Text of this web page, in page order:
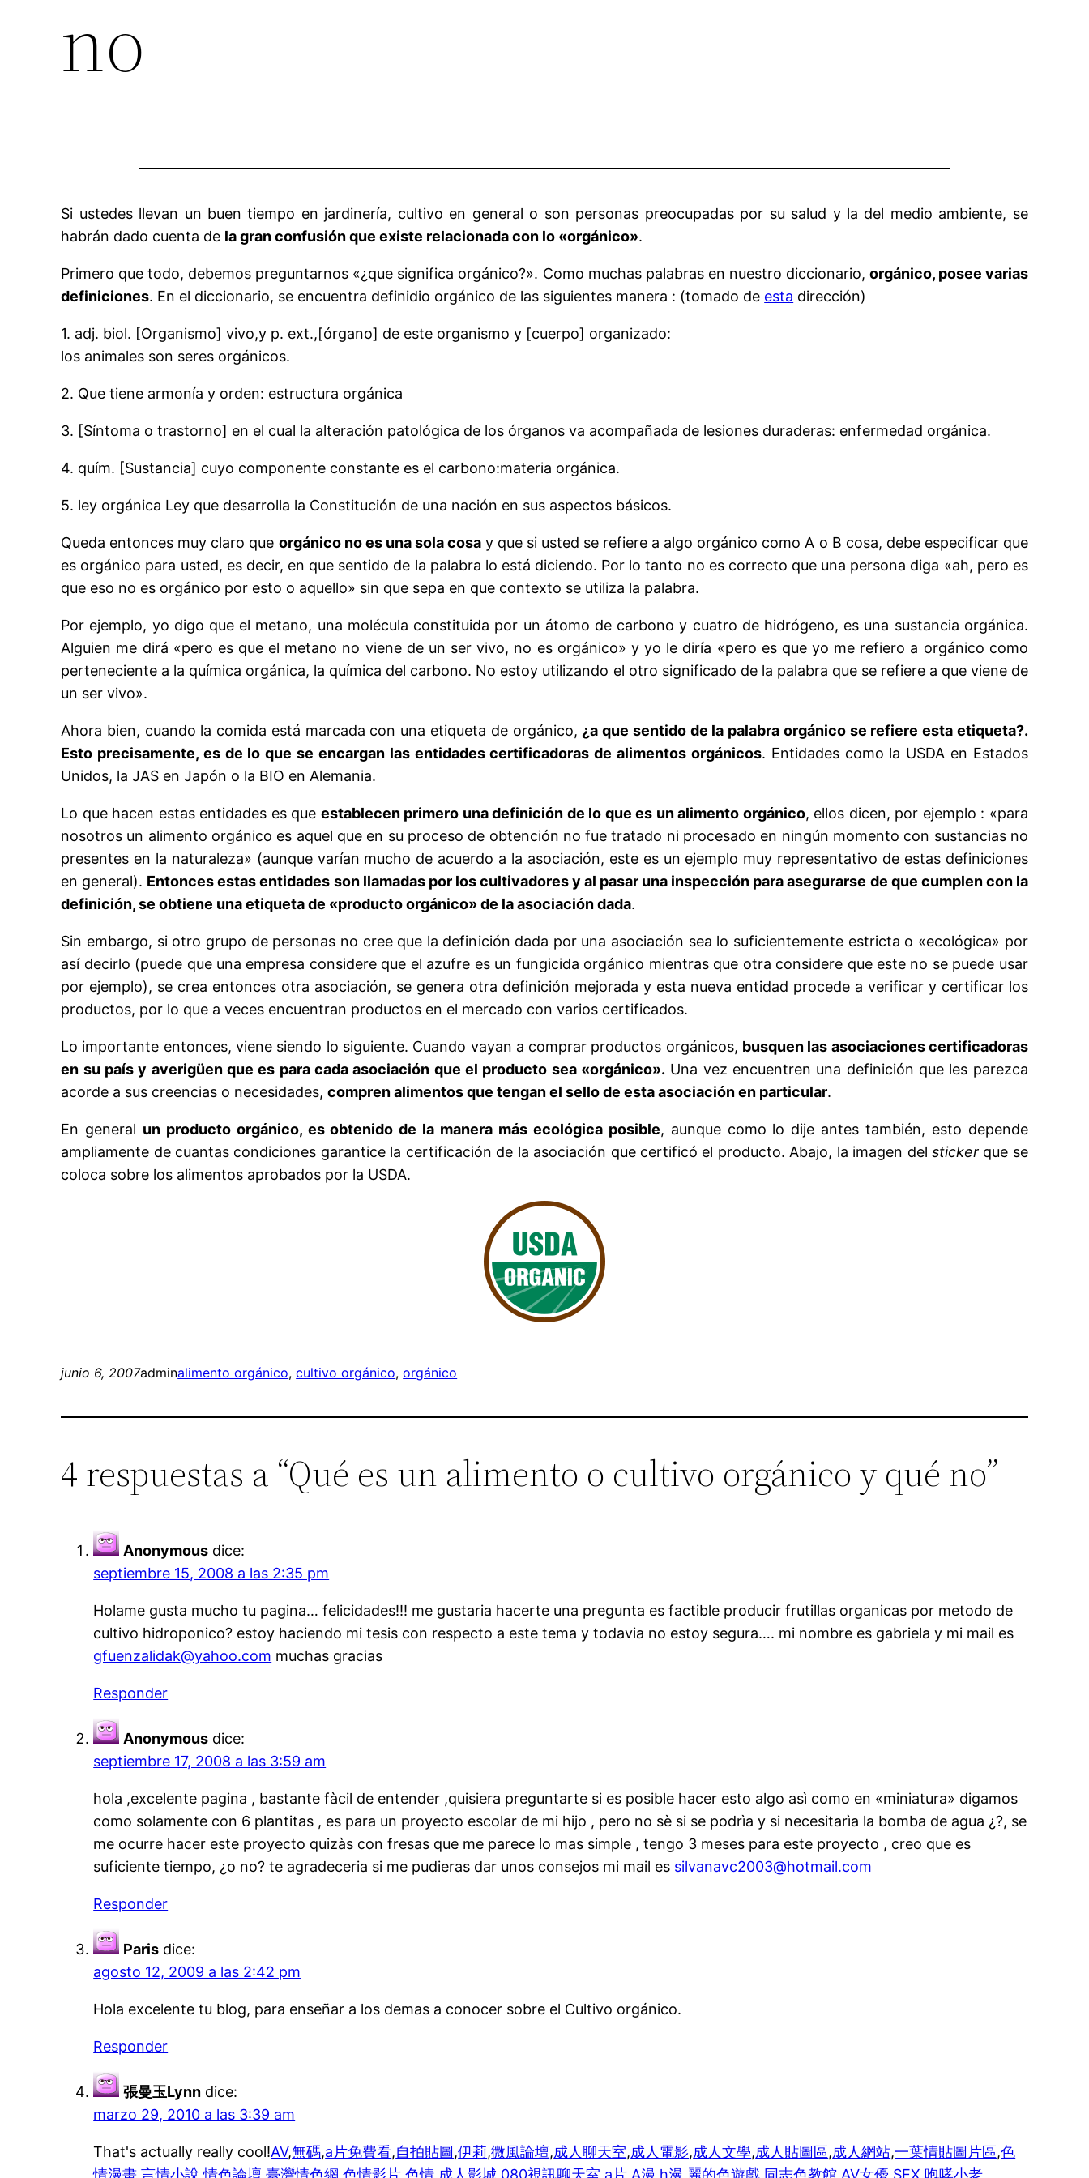
no
Si ustedes llevan un buen tiempo en jardinería, cultivo en general o son personas preocupadas por su salud y la del medio ambiente, se
habrán dado cuenta de la gran confusión que existe relacionada con lo «orgánico».
Primero que todo, debemos preguntarnos «¿que significa orgánico?». Como muchas palabras en nuestro diccionario, orgánico, posee varias
definiciones. En el diccionario, se encuentra definidio orgánico de las siguientes manera : (tomado de esta dirección)
1. adj. biol. [Organismo] vivo,y p. ext.,[órgano] de este organismo y [cuerpo] organizado:
los animales son seres orgánicos.
2. Que tiene armonía y orden: estructura orgánica
3. [Síntoma o trastorno] en el cual la alteración patológica de los órganos va acompañada de lesiones duraderas: enfermedad orgánica.
4. quím. [Sustancia] cuyo componente constante es el carbono:materia orgánica.
5. ley orgánica Ley que desarrolla la Constitución de una nación en sus aspectos básicos.
Queda entonces muy claro que orgánico no es una sola cosay que si usted se refiere a algo orgánico como A o B cosa, debe especificar que
es orgánico para usted, es decir, en que sentido de la palabra lo está diciendo. Por lo tanto no es correcto que una persona diga «ah, pero es
que eso no es orgánico por esto o aquello» sin que sepa en que contexto se utiliza la palabra.
Por ejemplo, yo digo que el metano, una molécula constituida por un átomo de carbono y cuatro de hidrógeno, es una sustancia orgánica.
Alguien me dirá «pero es que el metano no viene de un ser vivo, no es orgánico» y yo le diría «pero es que yo me refiero a orgánico como
perteneciente a la química orgánica, la química del carbono. No estoy utilizando el otro significado de la palabra que se refiere a que viene de
un ser vivo».
Ahora bien, cuando la comida está marcada con una etiqueta de orgánico, ¿a que sentido de la palabra orgánico se refiere esta etiqueta?.
Esto precisamente, es de lo que se encargan las entidades certificadoras de alimentos orgánicos. Entidades como la USDA en Estados
Unidos, la JAS en Japón o la BIO en Alemania.
Lo que hacen estas entidades es que establecen primero una definición de lo que es un alimento orgánico, ellos dicen, por ejemplo : «para
nosotros un alimento orgánico es aquel que en su proceso de obtención no fue tratado ni procesado en ningún momento con sustancias no
presentes en la naturaleza» (aunque varían mucho de acuerdo a la asociación, este es un ejemplo muy representativo de estas definiciones
en general). Entonces estas entidades son llamadas por los cultivadores y al pasar una inspección para asegurarse de que cumplen con la
definición, se obtiene una etiqueta de «producto orgánico» de la asociación dada.
Sin embargo, si otro grupo de personas no cree que la definición dada por una asociación sea lo suficientemente estricta o «ecológica» por
así decirlo (puede que una empresa considere que el azufre es un fungicida orgánico mientras que otra considere que este no se puede usar
por ejemplo), se crea entonces otra asociación, se genera otra definición mejorada y esta nueva entidad procede a verificar y certificar los
productos, por lo que a veces encuentran productos en el mercado con varios certificados.
Lo importante entonces, viene siendo lo siguiente. Cuando vayan a comprar productos orgánicos, busquen las asociaciones certificadoras
en su país y averigüen que es para cada asociación que el producto sea «orgánico». Una vez encuentren una definición que les parezca
acorde a sus creencias o necesidades,compren alimentos que tengan el sello de esta asociación en particular.
En general un producto orgánico, es obtenido de la manera más ecológica posible, aunque como lo dije antes también, esto depende
ampliamente de cuantas condiciones garantice la certificación de la asociación que certificó el producto. Abajo, la imagen del stickerque se
coloca sobre los alimentos aprobados por la USDA.
junio 6, 2007adminalimento orgánico, cultivo orgánico, orgánico
4 respuestas a “Qué es un alimento o cultivo orgánico y qué no”
Anonymous dice:
septiembre 15, 2008 a las 2:35 pm
Holame gusta mucho tu pagina… felicidades!!! me gustaria hacerte una pregunta es factible producir frutillas organicas por metodo de
cultivo hidroponico? estoy haciendo mi tesis con respecto a este tema y todavia no estoy segura…. mi nombre es gabriela y mi mail es
gfuenzalidak@yahoo.com muchas gracias
Responder
Anonymous dice:
septiembre 17, 2008 a las 3:59 am
hola ,excelente pagina , bastante fàcil de entender ,quisiera preguntarte si es posible hacer esto algo asì como en «miniatura» digamos
como solamente con 6 plantitas , es para un proyecto escolar de mi hijo , pero no sè si se podrìa y si necesitarìa la bomba de agua ¿?, se
me ocurre hacer este proyecto quizàs con fresas que me parece lo mas simple , tengo 3 meses para este proyecto , creo que es
suficiente tiempo, ¿o no? te agradeceria si me pudieras dar unos consejos mi mail es silvanavc2003@hotmail.com
Responder
Paris dice:
agosto 12, 2009 a las 2:42 pm
Hola excelente tu blog, para enseñar a los demas a conocer sobre el Cultivo orgánico.
Responder
張曼玉Lynn dice:
marzo 29, 2010 a las 3:39 am
That's actually really cool!AV,無碼,a片免費看,自拍貼圖,伊莉,微風論壇,成人聊天室,成人電影,成人文學,成人貼圖區,成人網站,一葉情貼圖片區,色
情漫畫 ,言情小說 ,情色論壇 ,臺灣情色網 ,色情影片 ,色情 成人影城 080視訊聊天室 a片 A漫 h漫 麗的色遊戲 同志色教館 AV女優 SEX ,咆哮小老